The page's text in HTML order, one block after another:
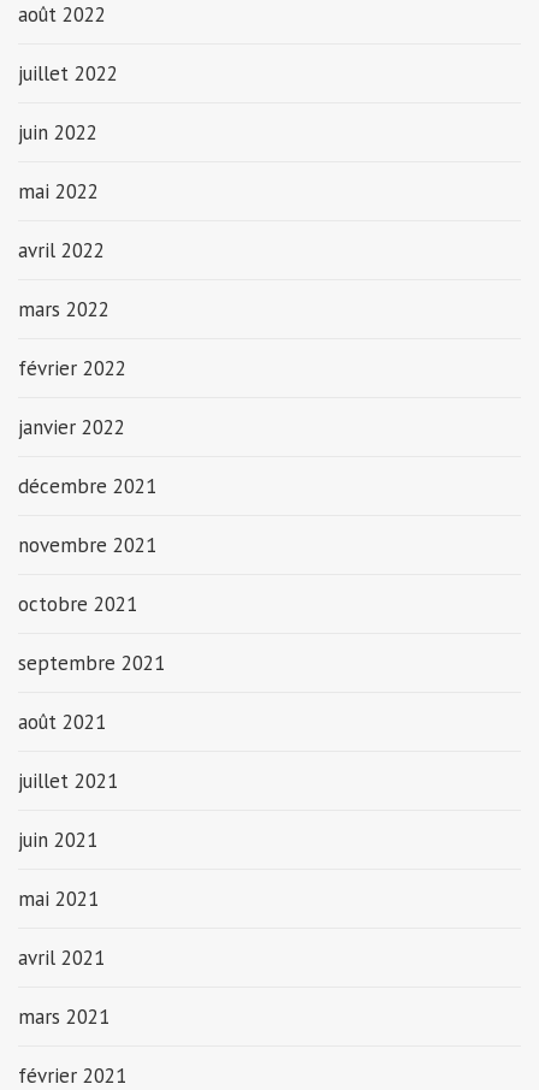
août 2022
juillet 2022
juin 2022
mai 2022
avril 2022
mars 2022
février 2022
janvier 2022
décembre 2021
novembre 2021
octobre 2021
septembre 2021
août 2021
juillet 2021
juin 2021
mai 2021
avril 2021
mars 2021
février 2021